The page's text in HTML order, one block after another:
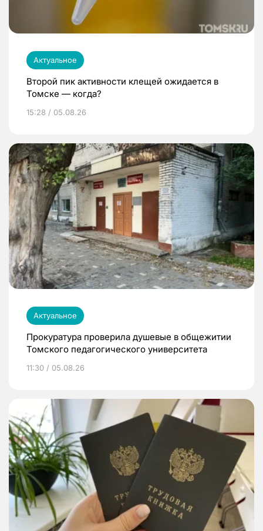
Актуальное
Второй пик активности клещей ожидается в
Томске — когда?
15:28 / 05.08.26
Актуальное
Прокуратура проверила душевые в общежитии
Томского педагогического университета
11:30 / 05.08.26